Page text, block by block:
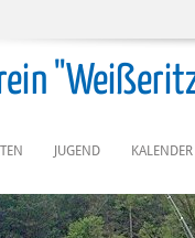
JUGEND KALENDER